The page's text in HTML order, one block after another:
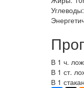
В 1 ч.
В 1 ст.
В 1